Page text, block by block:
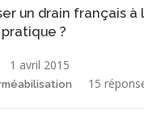
un drain français à
?
1 avril 2015
15